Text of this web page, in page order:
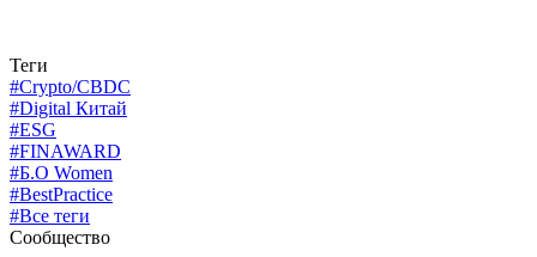
Теги
#Crypto/CBDC
#Digital Китай
#ESG
#FINAWARD
#Б.О Women
#BestPractice
#Все теги
Сообщество